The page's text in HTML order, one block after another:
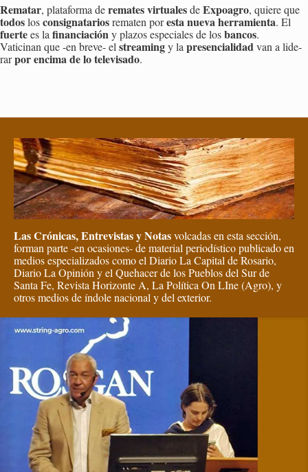
Re­ma­tar, pla­ta­for­ma dere­ma­tes vir­tua­lesdeEx­poa­gro, quie­re que
todosloscon­sig­na­ta­riosre­ma­ten poresta nueva he­rra­mien­ta. El
fuer­tees la fi­nan­cia­cióny pla­zos es­pe­cia­les de losban­cos.
Va­ti­ci­nan que -en bre­ve- el strea­mingy la pre­sen­cia­li­dadvan a li­de­
rarpor en­ci­ma de lo te­le­vi­sa­do.
Las Crónicas, Entrevistas y Notasvolcadas en esta sección,
forman parte -en ocasiones- de material periodístico publicado en
medios especializados como el Diario La Capital de Rosario,
Diario La Opinión y el Quehacer de los Pueblos del Sur de
Santa Fe, Revista Horizonte A, La Política On LIne (Agro), y
otros medios de índole nacional y del exterior.